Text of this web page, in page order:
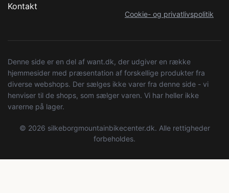
Kontakt
Cookie- og privatlivspolitik
Denne side er en del af want.dk, der udgiver en række
hjemmesider med præsentation af forskellige produkter fra
diverse webshops. Der sælges ikke varer fra denne side - vi
henviser til de shops, som sælger varen. Vi har heller ikke
varerne på lager.
© 2026 silkeborgmountainbikecenter.dk. Alle rettigheder
forbeholdes.